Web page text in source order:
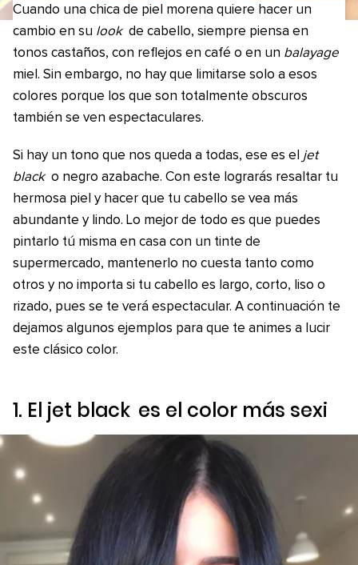
Cuando una chica de piel morena quiere hacer un
cambio en su look de cabello, siempre piensa en
tonos castaños, con reflejos en café o en un balayage
miel. Sin embargo, no hay que limitarse solo a esos
colores porque los que son totalmente obscuros
también se ven espectaculares.
Si hay un tono que nos queda a todas, ese es el jet
black o negro azabache. Con este lograrás resaltar tu
hermosa piel y hacer que tu cabello se vea más
abundante y lindo. Lo mejor de todo es que puedes
pintarlo tú misma en casa con un tinte de
supermercado, mantenerlo no cuesta tanto como
otros y no importa si tu cabello es largo, corto, liso o
rizado, pues se te verá espectacular. A continuación te
dejamos algunos ejemplos para que te animes a lucir
este clásico color.
1. El jet black es el color más sexi